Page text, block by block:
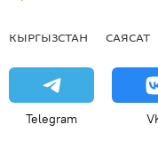
КЫРГЫЗСТАН САЯСАТ
Telegram